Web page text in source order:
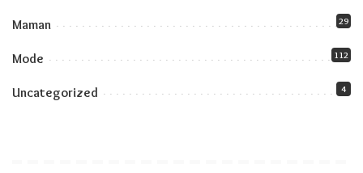
Maman 29
Mode 112
Uncategorized 4